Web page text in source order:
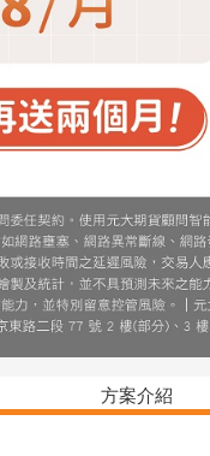
方案介紹